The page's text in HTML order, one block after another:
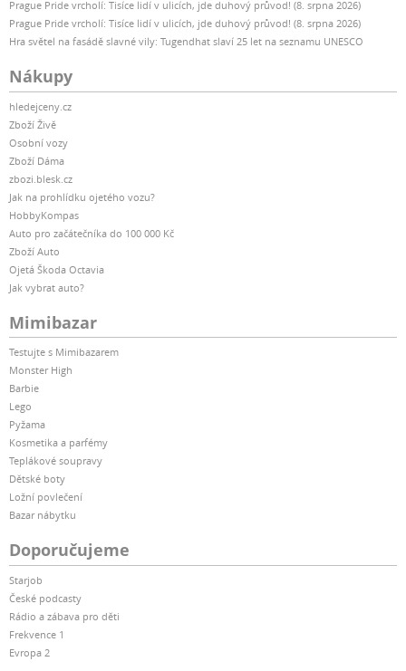
Prague Pride vrcholí: Tisíce lidí v ulicích, jde duhový průvod! (8. srpna 2026)
Prague Pride vrcholí: Tisíce lidí v ulicích, jde duhový průvod! (8. srpna 2026)
Hra světel na fasádě slavné vily: Tugendhat slaví 25 let na seznamu UNESCO
Nákupy
hledejceny.cz
Zboží Živě
Osobní vozy
Zboží Dáma
zbozi.blesk.cz
Jak na prohlídku ojetého vozu?
HobbyKompas
Auto pro začátečníka do 100 000 Kč
Zboží Auto
Ojetá Škoda Octavia
Jak vybrat auto?
Mimibazar
Testujte s Mimibazarem
Monster High
Barbie
Lego
Pyžama
Kosmetika a parfémy
Teplákové soupravy
Dětské boty
Ložní povlečení
Bazar nábytku
Doporučujeme
Starjob
České podcasty
Rádio a zábava pro děti
Frekvence 1
Evropa 2